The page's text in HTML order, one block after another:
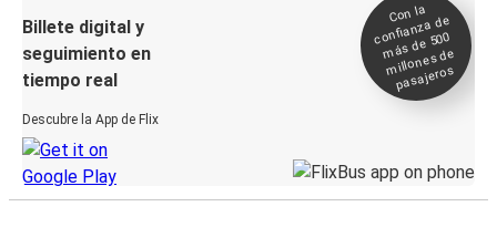
Billete digital y
seguimiento en
tiempo real
Descubre la App de Flix
Con la
confianza de
más de 500
millones de
pasajeros